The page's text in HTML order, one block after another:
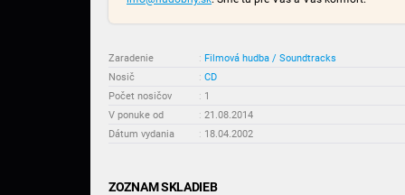
Zaradenie : Filmová hudba / Soundtracks
Nosič
: CD
Počet nosičov
: 1
V ponuke od
: 21.08.2014
Dátum vydania
: 18.04.2002
ZOZNAM SKLADIEB